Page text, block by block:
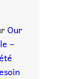
Our
–